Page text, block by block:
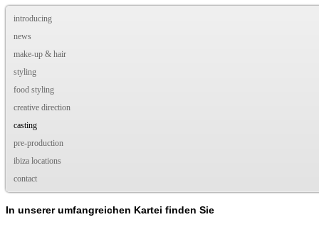
introducing
news
make-up & hair
styling
food styling
creative direction
casting
pre-production
ibiza locations
contact
In unserer umfangreichen Kartei finden Sie